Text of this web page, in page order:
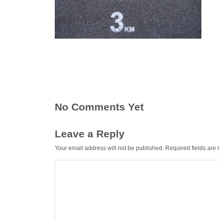
No Comments Yet
Leave a Reply
Your email address will not be published. Required fields are